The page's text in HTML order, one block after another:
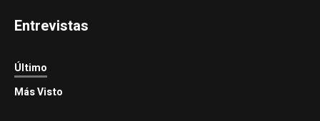
Entrevistas
Último
Más Visto